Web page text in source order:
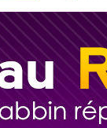
Sauvez la jambe de
Zoom